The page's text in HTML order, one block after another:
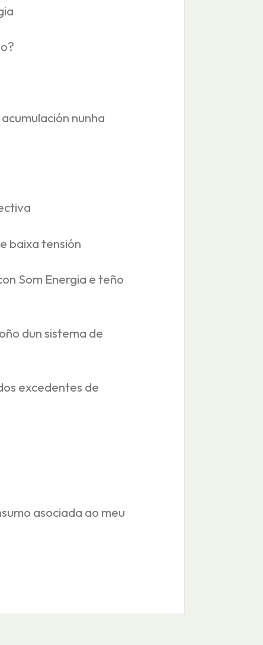
nunha
baixa tensión
Som Energia e teño
dun sistema de
excedentes de
asociada ao meu